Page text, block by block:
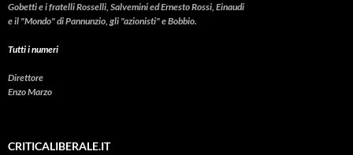
Gobetti e i fratelli Rosselli, Salvemini ed Ernesto Rossi, Einaudi
e il "Mondo" di Pannunzio, gli "azionisti" e Bobbio.
Tutti i numeri
Direttore
Enzo Marzo
CRITICALIBERALE.IT